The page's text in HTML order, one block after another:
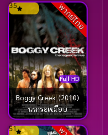
พากย์ไทย
Full HD
3.5
Boggy Creek (2010)
นรกรอเขมือบ
5.1